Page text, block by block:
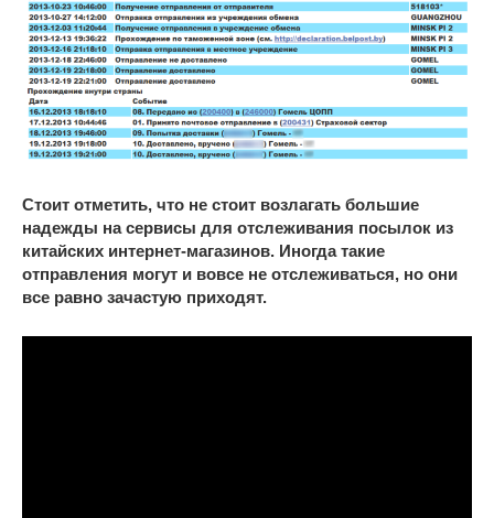
Стоит отметить, что не стоит возлагать большие
надежды на сервисы для отслеживания посылок из
китайских интернет-магазинов. Иногда такие
отправления могут и вовсе не отслеживаться, но они
все равно зачастую приходят.